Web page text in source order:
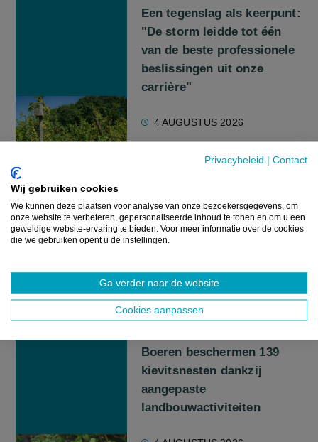
Privacybeleid | Contact
Wij gebruiken cookies
We kunnen deze plaatsen voor analyse van onze bezoekersgegevens, om
onze website te verbeteren, gepersonaliseerde inhoud te tonen en om u een
geweldige website-ervaring te bieden. Voor meer informatie over de cookies
die we gebruiken opent u de instellingen.
Ga verder naar de website
Cookies aanpassen
Een tegenslag als keerpunt:
"De storm leidde tot één
van de beste professionele
beslissingen uit onze
carrière"
4 AUGUSTUS 2026
Grootste diarree-uitbraak
ooit in de VS gelinkt aan
besmette salade
4 AUGUSTUS 2026
Boeren beschermen 139
kievitsnesten dankzij
aangepaste
landbouwactiviteiten